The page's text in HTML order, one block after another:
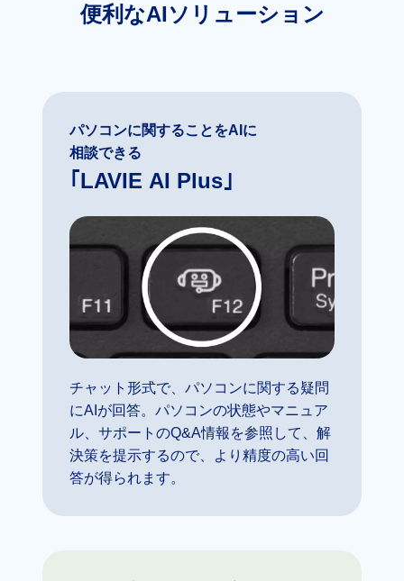
便利なAIソリューション
パソコンに関することをAIに
相談できる
｢LAVIE AI Plus｣
チャット形式で、パソコンに関する疑問
にAIが回答。パソコンの状態やマニュア
ル、サポートのQ&A情報を参照して、解
決策を提示するので、より精度の高い回
答が得られます。